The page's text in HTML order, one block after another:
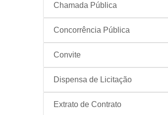
Chamada Pública
Concorrência Pública
Convite
Dispensa de Licitação
Extrato de Contrato